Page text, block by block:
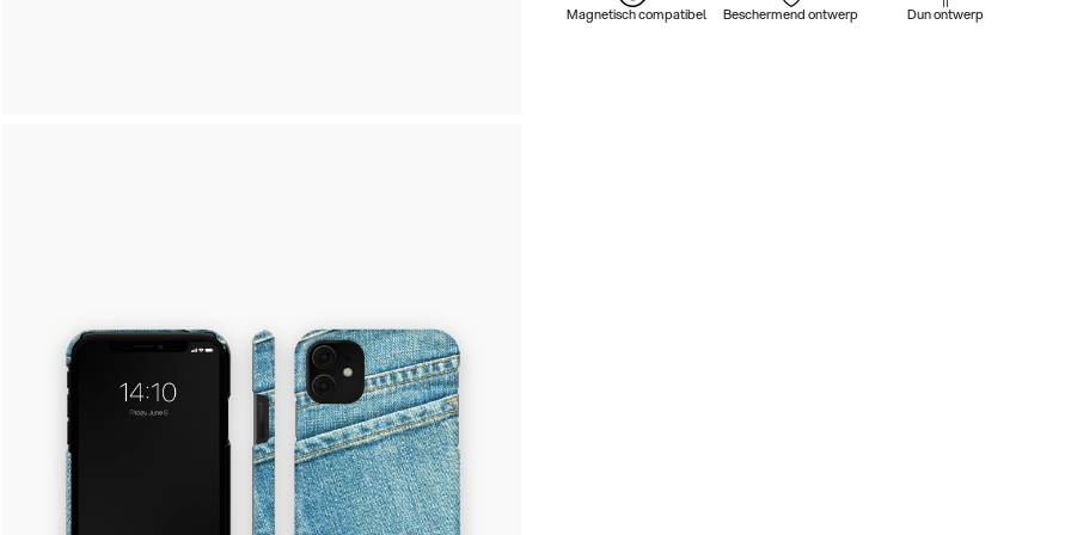
Magnetisch compatibel Beschermend ontwerp Dun ontwerp